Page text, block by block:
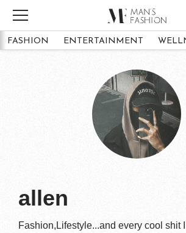
FASHION ENTERTAINMENT
allen
Fashion,Lifestyle...and every cool shit